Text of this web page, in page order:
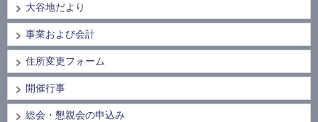
大谷地だより
事業および会計
住所変更フォーム
開催行事
総会・懇親会の申込み